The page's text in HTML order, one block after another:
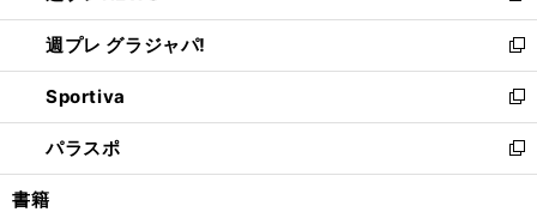
開
く
ウ
で
開
く
ウ
ィ
ン
ド
ウ
で
開
し
い
ウ
ィ
ン
ド
ウ
週プレ グラジャパ!
新
し
い
ウ
ィ
ン
Sportiva
新
し
い
ウ
パラスポ
新
し
書籍